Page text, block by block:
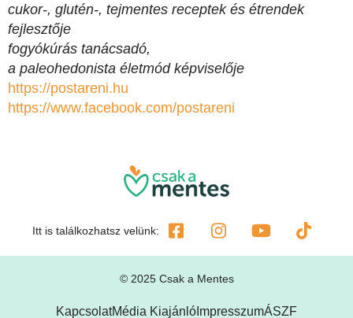
cukor-, glutén-, tejmentes receptek és étrendek
fejlesztője
fogyókúrás tanácsadó,
a paleohedonista életmód képviselője
https://postareni.hu
https://www.facebook.com/postareni
Itt is találkozhatsz velünk:
© 2025 Csak a Mentes
KapcsolatMédia Kiajánló ImpresszumÁSZF